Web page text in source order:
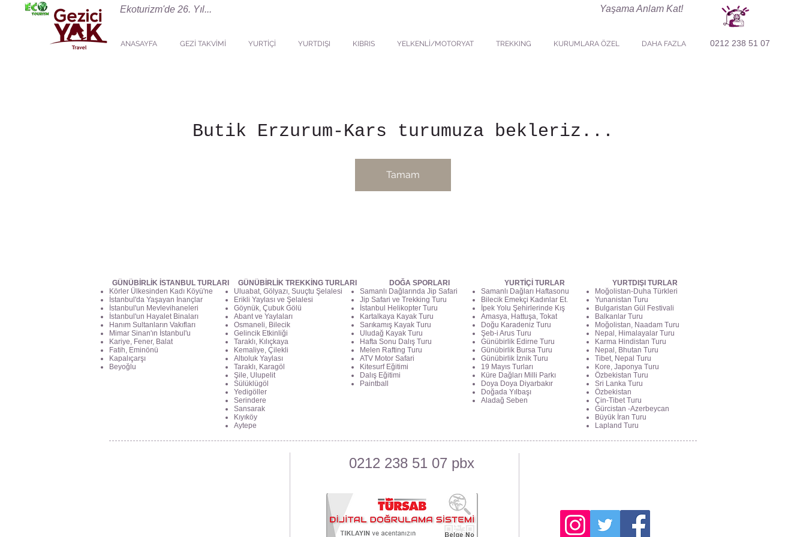
Ekoturizm'de 26. Yıl... Yaşama Anlam Kat!
ANASAYFA GEZİ TAKVİMİ YURTİÇİ YURTDIŞI KIBRIS YELKENLİ/MOTORYAT TREKKING KURUMLARA ÖZEL DAHA FAZLA 0212 238 51 07
Butik Erzurum-Kars turumuza bekleriz...
Tamam
GÜNÜBİRLİK İSTANBUL TURLARI
Körler Ülkesinden Kadı Köyü'ne
İstanbul'da Yaşayan İnançlar
İstanbul'un Mevlevihaneleri
İstanbul'un Hayalet Binaları
Hanım Sultanların Vakıfları
Mimar Sinan'ın İstanbul'u
Kariye, Fener, Balat
Fatih, Eminönü
Kapalıçarşı
Beyoğlu
GÜNÜBİRLİK TREKKİNG TURLARI
Uluabat, Gölyazı, Suuçtu Şelalesi
Erikli Yaylası ve Şelalesi
Göynük, Çubuk Gölü
Abant ve Yaylaları
Osmaneli, Bilecik
Gelincik Etkinliği
Taraklı, Kılıçkaya
Kemaliye, Çilekli
Altıoluk Yaylası
Taraklı, Karagöl
Şile, Ulupelit
Sülüklügöl
Yedigöller
Serindere
Sansarak
Kıyıköy
Aytepe
DOĞA SPORLARI
Samanlı Dağlarında Jip Safari
Jip Safari ve Trekking Turu
İstanbul Helikopter Turu
Kartalkaya Kayak Turu
Sarıkamış Kayak Turu
Uludağ Kayak Turu
Hafta Sonu Dalış Turu
Melen Rafting Turu
ATV Motor Safari
Kitesurf Eğitimi
Dalış Eğitimi
Paintball
YURTİÇİ TURLAR
Samanlı Dağları Haftasonu
Bilecik Emekçi Kadınlar Et.
İpek Yolu Şehirlerinde Kış
Amasya, Hattuşa, Tokat
Doğu Karadeniz Turu
Şeb-i Arus Turu
Günübirlik Edirne Turu
Günübirlik Bursa Turu
Günübirlik İznik Turu
19 Mayıs Turları
Küre Dağları Milli Parkı
Doya Doya Diyarbakır
Doğada Yılbaşı
Aladağ Seben
YURTDIŞI TURLAR
Moğolistan-Duha Türkleri
Yunanistan Turu
Bulgaristan Gül Festivali
Balkanlar Turu
Moğolistan, Naadam Turu
Nepal, Himalayalar Turu
Karma Hindistan Turu
Nepal, Bhutan Turu
Tibet, Nepal Turu
Kore, Japonya Turu
Özbekistan Turu
Sri Lanka Turu
Özbekistan
Çin-Tibet Turu
Gürcistan -Azerbeycan
Büyük İran Turu
Lapland Turu
0212 238 51 07 pbx